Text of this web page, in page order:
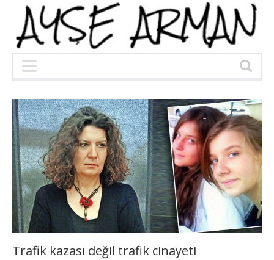
Trafik kazası değil trafik cinayeti